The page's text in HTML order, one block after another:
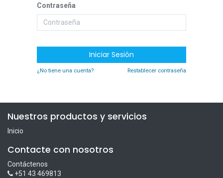
Contraseña
Iniciar Sesión
¿No tiene una cuenta? Restablecer contraseña
Nuestros productos y servicios
Inicio
Contacte con nosotros
Contáctenos
+51 43 469813